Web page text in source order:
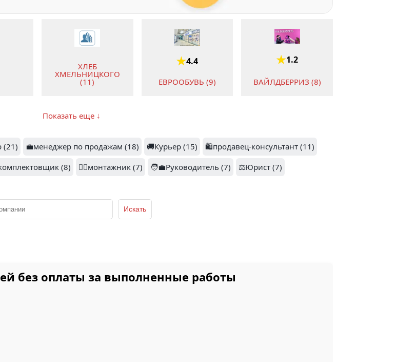
ХЛЕБ
ХМЕЛЬНИЦКОГО
(11)
4.4
ЕВРООБУВЬ (9)
1.2
ВАЙЛДБЕРРИЗ (8)
(8)
ЛОГИСТИЧЕСКИЙ
ТРАНЗИТ (7)
5
РУСМЕДИА (6)
Показать еще ↓
(21) 💼менеджер по продажам (18) 🚚Курьер (15)
🛍️продавец-консультант (11)
(8) 👷‍♂️монтажник (7) 🧑‍💼Руководитель (7)
⚖️Юрист (7)
без оплаты за выполненные работы